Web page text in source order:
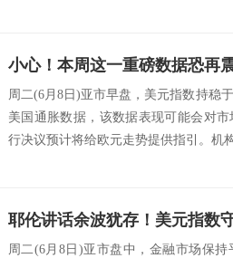
周二(6月8日)亚市早盘，美元指数持稳
美国通胀数据，该数据表现可能会对
行决议预计将给欧元走势提供指引。机
周二(6月8日)亚市盘中，金融市场保